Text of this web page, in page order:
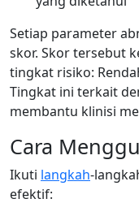
Setiap parameter
skor. Skor tersebut
tingkat risiko:
Tingkat ini terkait
membantu klinisi
Cara
Ikuti langkah-
efektif: